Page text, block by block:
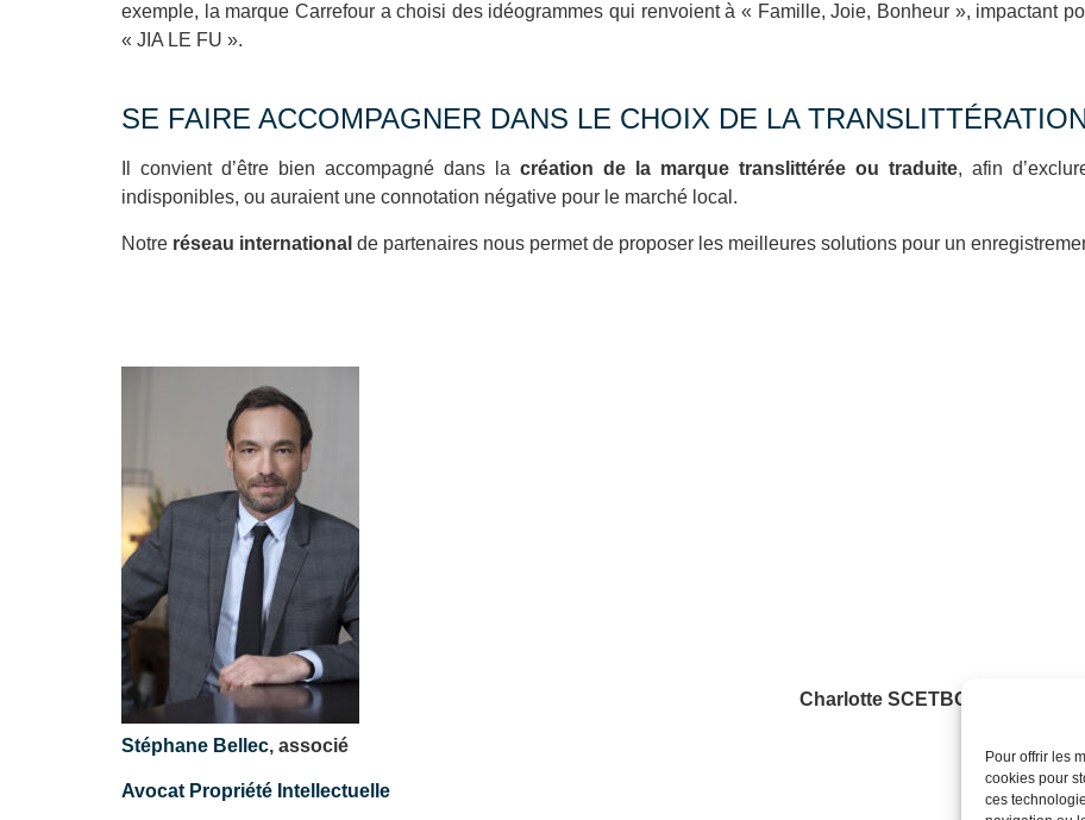
Pour offrir les
cookies pour
ces
exemple, la marque Carrefour a choisi des idéogrammes qui renvoient à « Famille, Joie, Bonheur », impactant
« JIA LE FU ».
SE FAIRE ACCOMPAGNER DANS LE CHOIX DE LA
Il convient d’être bien accompagné dans la création de la marque translittérée ou traduite, afin
indisponibles, ou auraient une connotation négative pour le marché local.
Notre réseau international de partenaires nous permet de proposer les meilleures solutions pour un
Stéphane Bellec, associé
Avocat Propriété Intellectuelle
Charlotte SCETBON, élève